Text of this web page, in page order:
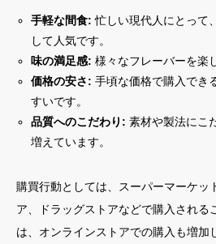
手軽な間食: 忙しい現代人にとって
して人気です。
味の満足感: 様々なフレーバーを楽
価格の安さ: 手頃な価格で購入でき
すいです。
品質へのこだわり: 素材や製法にこ
増えています。
購買行動としては、スーパーマーケッ
ア、ドラッグストアなどで購入される
は、オンラインストアでの購入も増加